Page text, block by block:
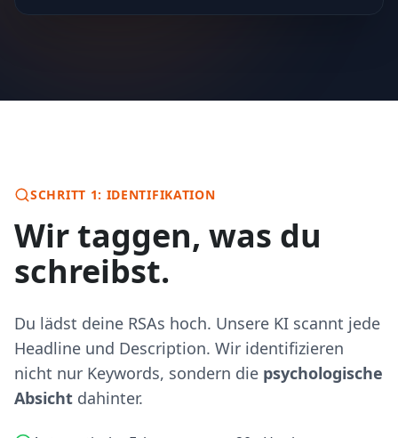
SCHRITT 1: IDENTIFIKATION
Wir taggen, was du
schreibst.
Du lädst deine RSAs hoch. Unsere KI scannt jede
Headline und Description. Wir identifizieren
nicht nur Keywords, sondern die psychologische
Absicht dahinter.